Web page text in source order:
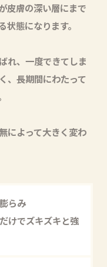
皮膚の深い層にまで
態になります。
れ、一度できてしま
、長期間にわたって
によって大きく変わ
らみ
けでズキズキと強